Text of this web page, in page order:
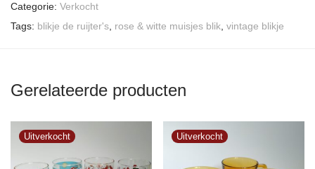
Categorie: Verkocht
Tags: blikje de ruijter's rose & witte muisjes blik vintage blikje
Gerelateerde producten